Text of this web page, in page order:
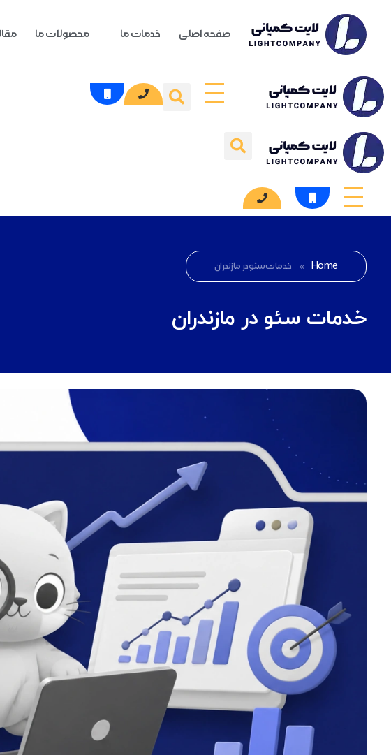
صفحه اصلی خدمات ما محصولات ما
Home
» خدمات سئو در مازندران
خدمات سئو در مازندران